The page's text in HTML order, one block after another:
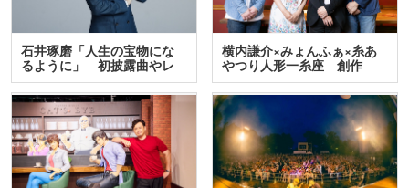
石井琢磨「人生の宝物にな
るように」 初披露曲やレ
ア…
横内謙介×みょんふぁ×糸あ
やつり人形一糸座 創作
人…